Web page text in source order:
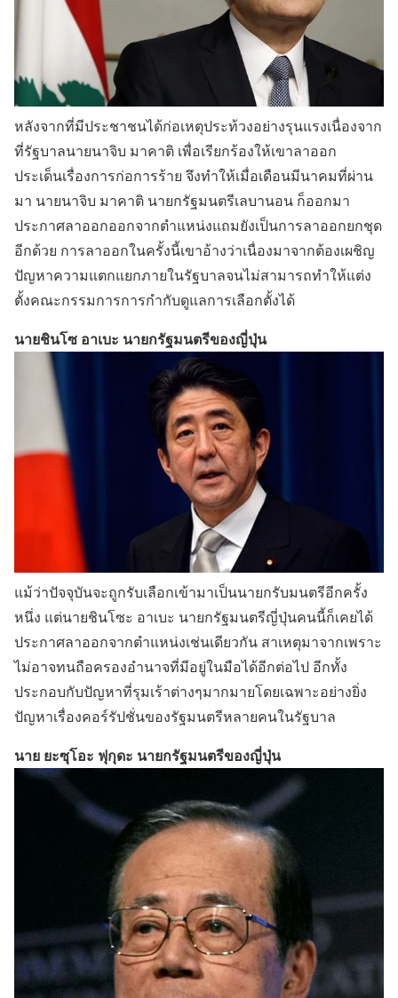
หลังจากที่มีประชาชนได้ก่อเหตุประท้วงอย่างรุนแรงเนื่องจาก
ที่รัฐบาลนายนาจิบ มาคาติ เพื่อเรียกร้องให้เขาลาออก
ประเด็นเรื่องการก่อการร้าย จึงทำให้เมื่อเดือนมีนาคมที่ผ่าน
มา นายนาจิบ มาคาติ นายกรัฐมนตรีเลบานอน ก็ออกมา
ประกาศลาออกออกจากตำแหน่งแถมยังเป็นการลาออกยกชุด
อีกด้วย การลาออกในครั้งนี้เขาอ้างว่าเนื่องมาจากต้องเผชิญ
ปัญหาความแตกแยกภายในรัฐบาลจนไม่สามารถทำให้แต่ง
ตั้งคณะกรรมการการกำกับดูแลการเลือกตั้งได้
นายชินโซ อาเบะ นายกรัฐมนตรีของญี่ปุ่น
แม้ว่าปัจจุบันจะถูกรับเลือกเข้ามาเป็นนายกรับมนตรีอีกครั้ง
หนึ่ง แต่นายชินโซะ อาเบะ นายกรัฐมนตรีญี่ปุ่นคนนี้ก็เคยได้
ประกาศลาออกจากตำแหน่งเช่นเดียวกัน สาเหตุมาจากเพราะ
ไม่อาจทนถือครองอำนาจที่มีอยู่ในมือได้อีกต่อไป อีกทั้ง
ประกอบกับปัญหาที่รุมเร้าต่างๆมากมายโดยเฉพาะอย่างยิ่ง
ปัญหาเรื่องคอร์รัปชั่นของรัฐมนตรีหลายคนในรัฐบาล
นาย ยะซุโอะ ฟุกุดะ นายกรัฐมนตรีของญี่ปุ่น